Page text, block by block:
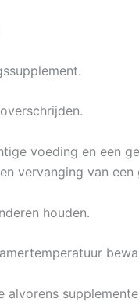
voeding en een
vervanging van
houden.
alvorens